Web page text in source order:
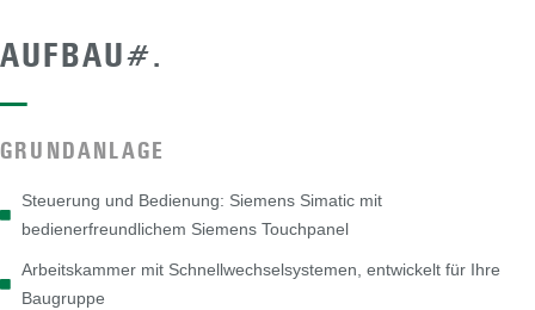
AUFBAU#.
—
GRUNDANLAGE
Steuerung und Bedienung: Siemens Simatic mit
bedienerfreundlichem Siemens Touchpanel
Arbeitskammer mit Schnellwechselsystemen, entwickelt für Ihre
Baugruppe